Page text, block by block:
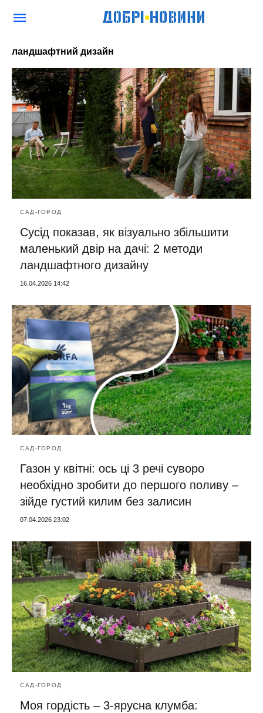
ландшафтний дизайн
САД-ГОРОД
Сусід показав, як візуально збільшити
маленький двір на дачі: 2 методи
ландшафтного дизайну
16.04.2026 14:42
САД-ГОРОД
Газон у квітні: ось ці 3 речі суворо
необхідно зробити до першого поливу –
зійде густий килим без залисин
07.04.2026 23:02
САД-ГОРОД
Моя гордість – 3-ярусна клумба: